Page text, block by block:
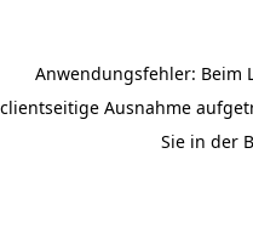
Anwendungsfehler: Beim
clientseitige Ausnahme
Sie in der